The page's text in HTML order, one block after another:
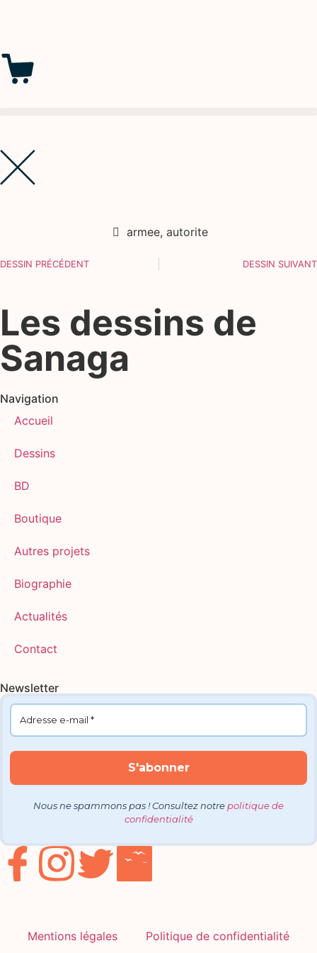
armee, autorite
DESSIN PRÉCÉDENT DESSIN SUIVANT
Les dessins de
Sanaga
Navigation
Accueil
Dessins
BD
Boutique
Autres projets
Biographie
Actualités
Contact
Newsletter
Nous ne spammons pas ! Consultez notre politique de
confidentialité
Mentions légales Politique de confidentialité